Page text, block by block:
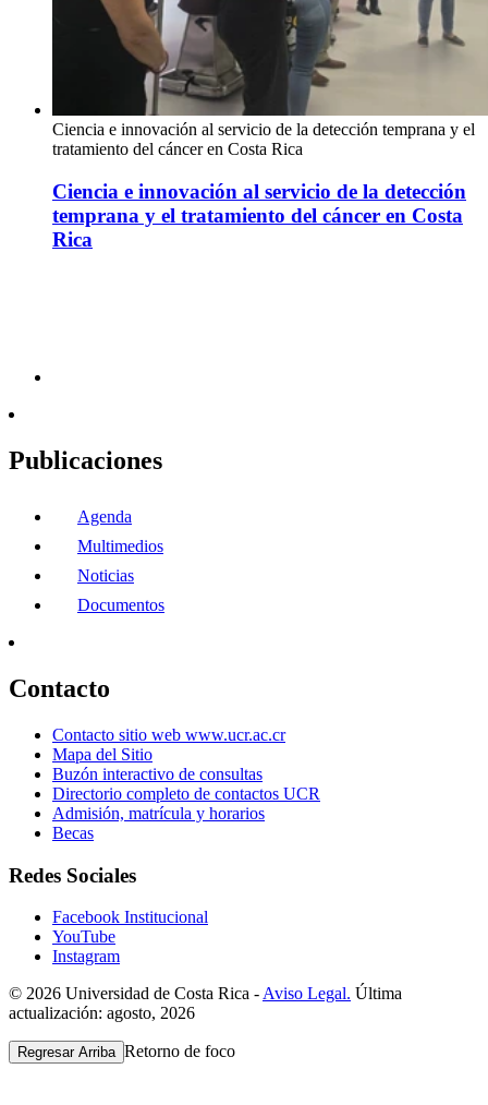
Ciencia e innovación al servicio de la detección temprana y el
tratamiento del cáncer en Costa Rica
Ciencia e innovación al servicio de la detección
temprana y el tratamiento del cáncer en Costa
Rica
Publicaciones
Agenda
Multimedios
Noticias
Documentos
Contacto
Contacto sitio web www.ucr.ac.cr
Mapa del Sitio
Buzón interactivo de consultas
Directorio completo de contactos UCR
Admisión, matrícula y horarios
Becas
Redes Sociales
Facebook Institucional
YouTube
Instagram
© 2026 Universidad de Costa Rica -Aviso Legal. Última
actualización: agosto, 2026
Regresar Arriba Retorno de foco